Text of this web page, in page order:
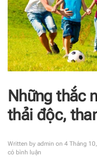
Những thắc
thải độc,
Written by admin on 4 Tháng
có bình luận